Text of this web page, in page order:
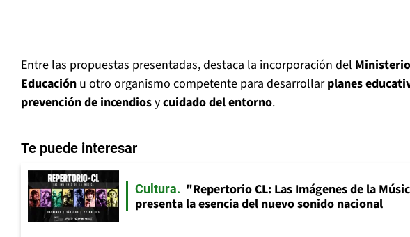
Entre las propuestas presentadas, destaca la incorporación del
Educación u otro organismo competente para desarrollarplanes
prevención de incendiosycuidado del entorno.
Te puede interesar
Cultura
"Repertorio CL: Las Imágenes de la
presenta la esencia del nuevo sonido nacional